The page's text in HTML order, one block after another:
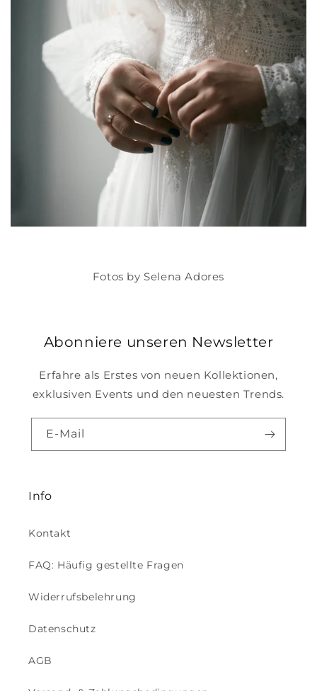
Fotos by Selena Adores
Abonniere unseren Newsletter
Erfahre als Erstes von neuen Kollektionen,
exklusiven Events und den neuesten Trends.
E-Mail
Info
Kontakt
FAQ: Häufig gestellte Fragen
Widerrufsbelehrung
Datenschutz
AGB